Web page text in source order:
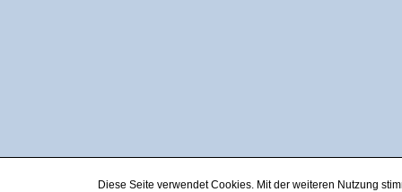
Diese Seite verwendet Cookies. Mit der weiteren Nutzung